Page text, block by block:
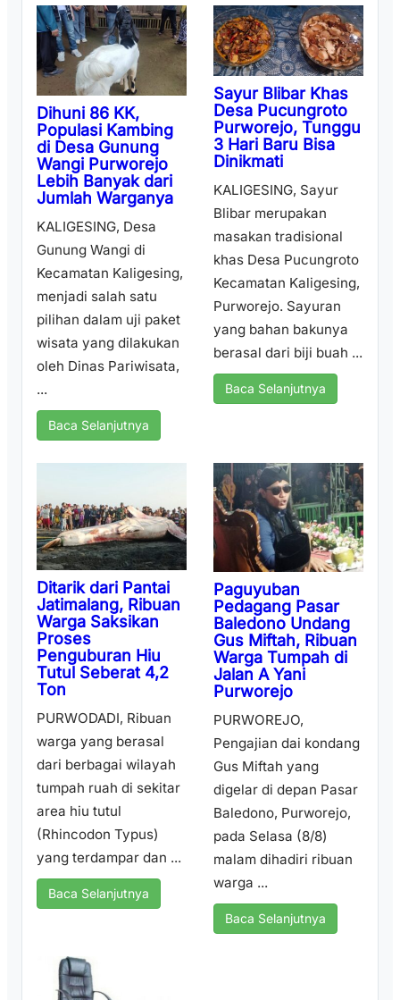
Dihuni 86 KK,
Populasi Kambing
di Desa Gunung
Wangi Purworejo
Lebih Banyak dari
Jumlah Warganya
KALIGESING, Desa
Gunung Wangi di
Kecamatan Kaligesing,
menjadi salah satu
pilihan dalam uji paket
wisata yang dilakukan
oleh Dinas Pariwisata,
...
Baca Selanjutnya
Sayur Blibar Khas
Desa Pucungroto
Purworejo, Tunggu
3 Hari Baru Bisa
Dinikmati
KALIGESING, Sayur
Blibar merupakan
masakan tradisional
khas Desa Pucungroto
Kecamatan Kaligesing,
Purworejo. Sayuran
yang bahan bakunya
berasal dari biji buah ...
Baca Selanjutnya
Ditarik dari Pantai
Jatimalang, Ribuan
Warga Saksikan
Proses
Penguburan Hiu
Tutul Seberat 4,2
Ton
PURWODADI, Ribuan
warga yang berasal
dari berbagai wilayah
tumpah ruah di sekitar
area hiu tutul
(Rhincodon Typus)
yang terdampar dan ...
Baca Selanjutnya
Paguyuban
Pedagang Pasar
Baledono Undang
Gus Miftah, Ribuan
Warga Tumpah di
Jalan A Yani
Purworejo
PURWOREJO,
Pengajian dai kondang
Gus Miftah yang
digelar di depan Pasar
Baledono, Purworejo,
pada Selasa (8/8)
malam dihadiri ribuan
warga ...
Baca Selanjutnya